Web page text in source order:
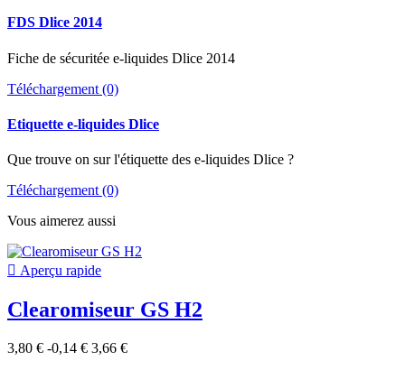
FDS Dlice 2014
Fiche de sécuritée e-liquides Dlice 2014
Téléchargement (0)
Etiquette e-liquides Dlice
Que trouve on sur l'étiquette des e-liquides Dlice ?
Téléchargement (0)
Vous aimerez aussi
 Aperçu rapide
Clearomiseur GS H2
3,80 € -0,14 € 3,66 €